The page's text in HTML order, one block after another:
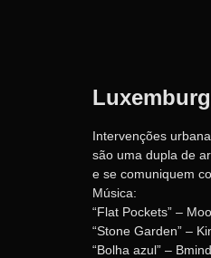
Intervenções
são uma dupla de
e se comuniquem
Música:
“Flat Pockets” –
“Stone Garden” –
“Bolha azul” – Bmind